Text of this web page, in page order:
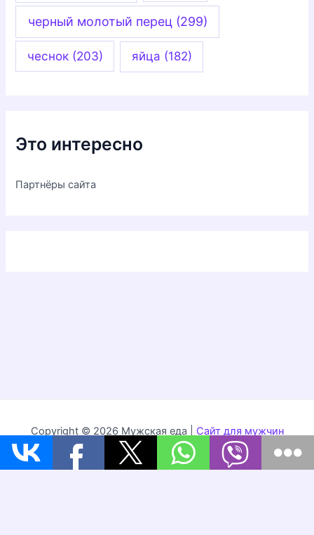
черный молотый перец(299)
чеснок(203) яйца (182)
Это интересно
Партнёры сайта
Copyright © 2026 Мужская еда | Сайт для мужчин